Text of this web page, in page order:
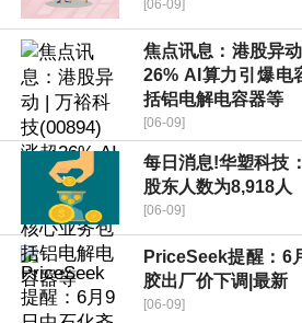
[06-09]
焦点讯息：港股异
26% AI算力引爆电
括铝电解电容器等
[06-09]
每日消息!华塑科技
股东人数为8,918人
[06-09]
PriceSeek提醒：6
胶出厂价下调|最新
[06-09]